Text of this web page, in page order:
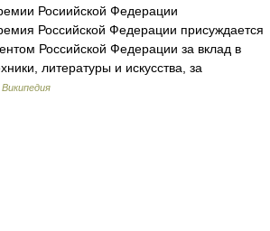
Росиийской Федерации
Российской Федерации присуждается
Российской Федерации за вклад в
литературы и искусства, за
Википедия